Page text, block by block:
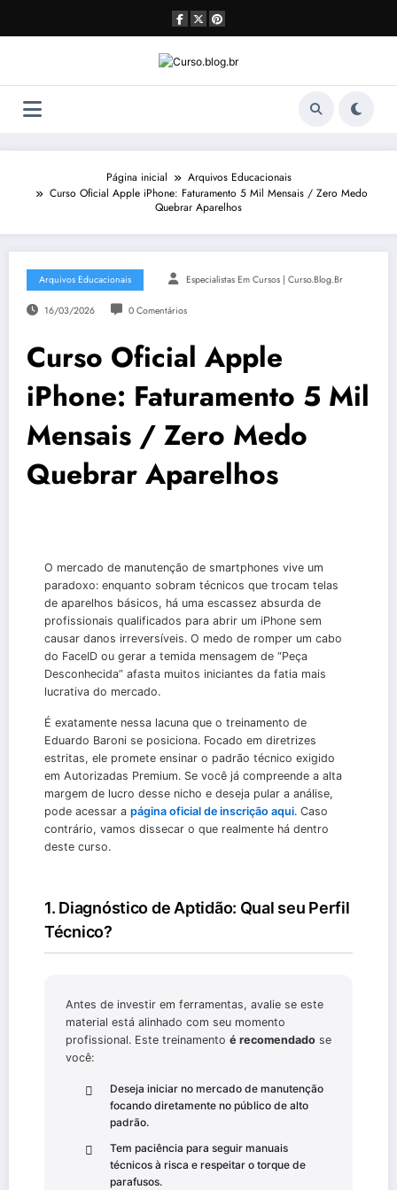
Página inicial
Arquivos Educacionais
Curso Oficial Apple iPhone: Faturamento 5 Mil Mensais / Zero Medo
Quebrar Aparelhos
Arquivos Educacionais Especialistas Em Cursos | Curso.blog.br
16/03/2026 0 Comentários
Curso Oficial Apple
iPhone: Faturamento 5 Mil
Mensais / Zero Medo
Quebrar Aparelhos
O mercado de manutenção de smartphones vive um
paradoxo: enquanto sobram técnicos que trocam telas
de aparelhos básicos, há uma escassez absurda de
profissionais qualificados para abrir um iPhone sem
causar danos irreversíveis. O medo de romper um cabo
do FaceID ou gerar a temida mensagem de “Peça
Desconhecida” afasta muitos iniciantes da fatia mais
lucrativa do mercado.
É exatamente nessa lacuna que o treinamento de
Eduardo Baroni se posiciona. Focado em diretrizes
estritas, ele promete ensinar o padrão técnico exigido
em Autorizadas Premium. Se você já compreende a alta
margem de lucro desse nicho e deseja pular a análise,
pode acessar a página oficial de inscrição aqui. Caso
contrário, vamos dissecar o que realmente há dentro
deste curso.
1. Diagnóstico de Aptidão: Qual seu Perfil
Técnico?
Antes de investir em ferramentas, avalie se este
material está alinhado com seu momento
profissional. Este treinamento é recomendado se
você:
Deseja iniciar no mercado de manutenção
focando diretamente no público de alto
padrão.
Tem paciência para seguir manuais
técnicos à risca e respeitar o torque de
parafusos.